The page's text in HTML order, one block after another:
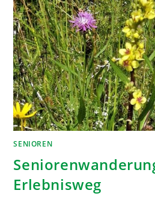
SENIOREN
Erlebnisweg